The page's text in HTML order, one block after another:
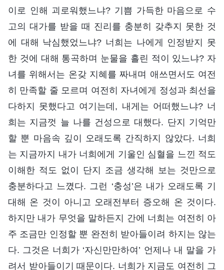
이로 인해 괴로워했느냐? 기쁨 가득한 마음으로 수
고의 대가를 받을 때 진리를 충분히 갖추지 못한 것
에 대해 낙심했었느냐? 너희는 나에게 인정받지 못
한 것에 대해 통곡하며 눈물을 흘린 적이 있느냐? 자
녀를 위해서는 온갖 지혜를 짜내며 애쓰면서도 여전
히 만족할 줄 모르며 여전히 자녀에게 정성과 최선을
다하지 못했다고 여기는데, 내게는 어떠했느냐? 너
희는 지금껏 늘 나를 건성으로 대했다. 단지 기억만
할 뿐 마음속 깊이 오래도록 간직하지 않았다. 너희
는 지금까지 내가 너희에게 기울인 심혈을 느낀 적도
이해한 적도 없이 단지 조금 생각해 보는 것만으로
충분하다고 느꼈다. 그런 ‘충성’은 내가 오래도록 기
대해 온 것이 아니고 오래전부터 증오해 온 것이다.
하지만 내가 무엇을 말하든지 간에 너희는 여전히 아
주 조금만 인정할 뿐 완전히 받아들이려 하지는 않는
다. 그것은 너희가 ‘자신만만하여’ 언제나 내 말을 가
려서 받아들이기 때문이다. 너희가 지금도 여전히 그